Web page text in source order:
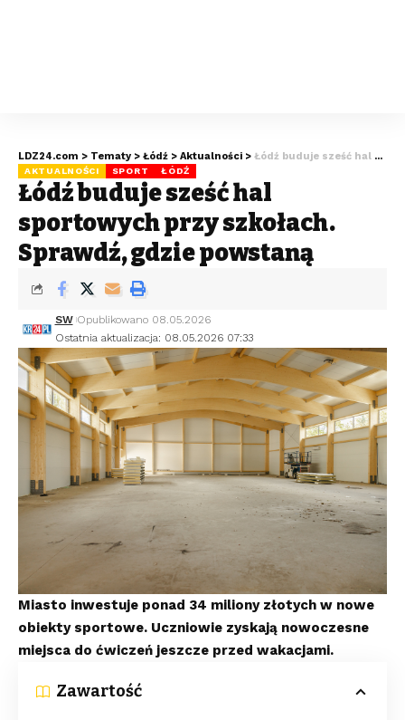
LDZ24.com > Tematy > Łódź > Aktualności > Łódź buduje sześć hal sportowych przy szkołach. Sprawdź, gdzie powstaną
AKTUALNOŚCI SPORT ŁÓDŹ
Łódź buduje sześć hal
sportowych przy szkołach.
Sprawdź, gdzie powstaną
Ostatnia aktualizacja: 08.05.2026 07:33
SW Opublikowano 08.05.2026
Miasto inwestuje ponad 34 miliony złotych w nowe
obiekty sportowe. Uczniowie zyskają nowoczesne
miejsca do ćwiczeń jeszcze przed wakacjami.
Zawartość